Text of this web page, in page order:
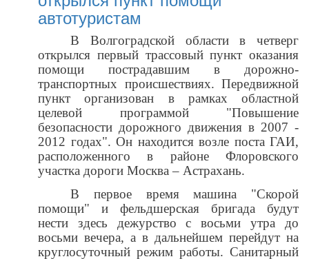
автотуристам
В Волгоградской области в четверг
открылся первый трассовый пункт оказания
помощи пострадавшим в дорожно-
транспортных происшествиях. Передвижной
пункт организован в рамках областной
целевой программой "Повышение
безопасности дорожного движения в 2007 -
2012 годах". Он находится возле поста ГАИ,
расположенного в районе Флоровского
участка дороги Москва – Астрахань.
В первое время машина "Скорой
помощи" и фельдшерская бригада будут
нести здесь дежурство с восьми утра до
восьми вечера, а в дальнейшем перейдут на
круглосуточный режим работы. Санитарный